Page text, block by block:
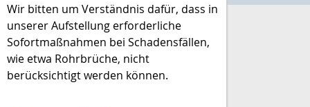
Wir bitten um Verständnis dafür, dass in
unserer Aufstellung erforderliche
Sofort­maßnahmen bei Schadensfällen,
wie etwa Rohrbrüche, nicht
berücksichtigt werden können.